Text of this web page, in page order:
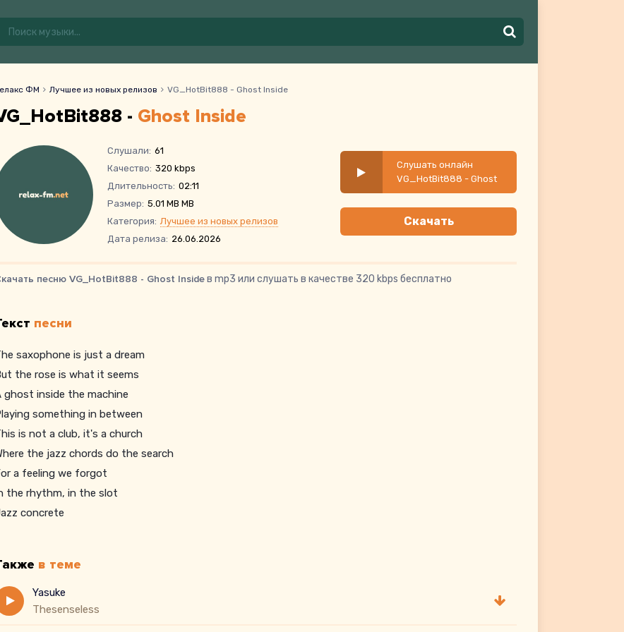
ФМ Лучшее из новых релизов VG_HotBit888 - Ghost Inside
- Ghost Inside
Слушали: 61
Качество: 320 kbps
Длительность: 02:11
Размер: 5.01 MB MB
Категория: Лучшее из новых релизов
Дата релиза: 26.06.2026
Слушать онлайн
VG_HotBit888 - Ghost
Inside
Скачать
песню VG_HotBit888 - Ghost Insideв mp3 или слушать в качестве 320 kbps бесплатно
песни
saxophone is just a dream
the rose is what it seems
ghost inside the machine
something in between
is not a club, it's a church
the jazz chords do the search
a feeling we forgot
the rhythm, in the slot
concrete
в теме
Yasuke
Thesenseless